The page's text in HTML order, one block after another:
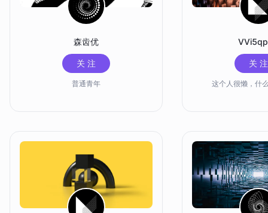
森齿优
关 注
普通青年
关 注
这个人很懒，什